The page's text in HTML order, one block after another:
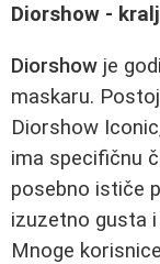
Diorshow -
Diorshow je
maskaru.
Diorshow
ima specifičnu
posebno ističe
izuzetno gusta
Mnoge